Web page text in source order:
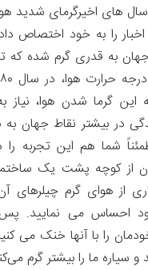
های اخیرگرمای شدید
را به خود اختصاص
به قدری گرم شده که
این گرما شدن هوا، نیاز
در بیشتر نقاط جهان
شما هم این تجربه را
از کوچه پشت یک
از هوای گرم چیلرهای
احساس می نمایید. پس
را با آنها خنک می
و سیاره ما را بیشتر گرم